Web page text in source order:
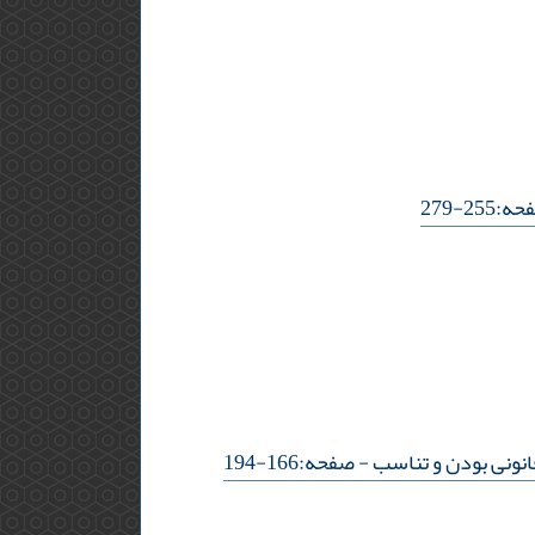
279
بودن و تناسب- صفحه:166-194